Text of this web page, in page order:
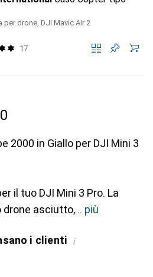
per drone, DJI Mavic Air 2
17
2000 in Giallo per DJI Mini 3
il tuo DJI Mini 3 Pro. La
drone asciutto,
più
i clienti i